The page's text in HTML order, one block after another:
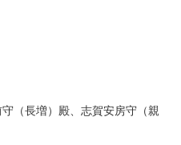
（長増）殿、志賀安房守（親